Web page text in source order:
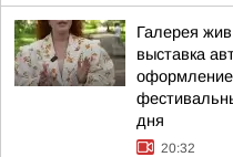
Галерея
выставка
дня
20:32